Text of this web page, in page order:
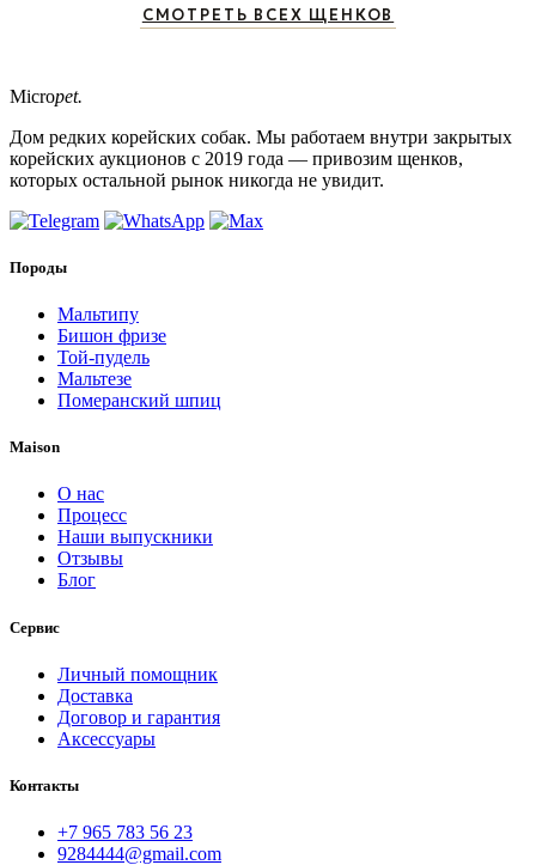
СМОТРЕТЬ ВСЕХ ЩЕНКОВ
Micropet.
Дом редких корейских собак. Мы работаем внутри закрытых
корейских аукционов с 2019 года — привозим щенков,
которых остальной рынок никогда не увидит.
Породы
Мальтипу
Бишон фризе
Той-пудель
Мальтезе
Померанский шпиц
Maison
О нас
Процесс
Наши выпускники
Отзывы
Блог
Сервис
Личный помощник
Доставка
Договор и гарантия
Аксессуары
Контакты
+7 965 783 56 23
9284444@gmail.com